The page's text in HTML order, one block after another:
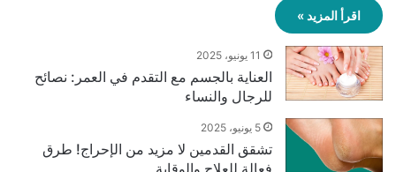
اقرأ المزيد »
11 يونيو، 2025
العناية بالجسم مع التقدم في العمر: نصائح
للرجال والنساء
5 يونيو، 2025
تشقق القدمين لا مزيد من الإحراج! طرق
فعالة للعلاج والوقاية